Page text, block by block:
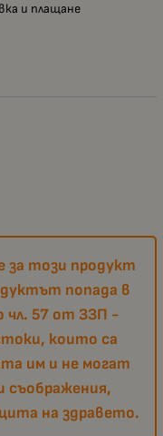
и плащане
за този продукт
попада в
чл. 57 от ЗЗП -
които са
им и не могат
съображения,
на здравето.